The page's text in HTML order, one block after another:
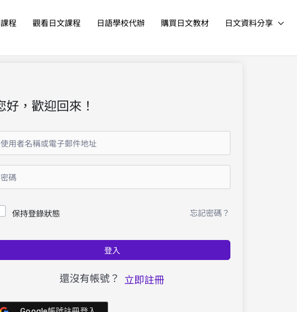
程 觀看日文課程 日語學校代辦 購買日文教材
日文資料分享
好，歡迎回來！
保持登錄狀態 忘記密碼？
登入
還沒有帳號？ 立即註冊